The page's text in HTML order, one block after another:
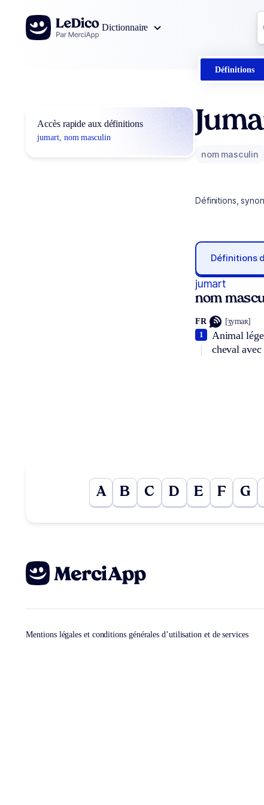
Aller au contenu
Dictionnaire
Définitions
Accès rapide aux définitions
jumart, nom masculin
nom masculin
Définitions,
Définitions
jumart
nom
FR [ʒymaʀ]
Animal
cheval avec
1
A B C D E F G
Mentions légales et conditions générales d’utilisation et de services